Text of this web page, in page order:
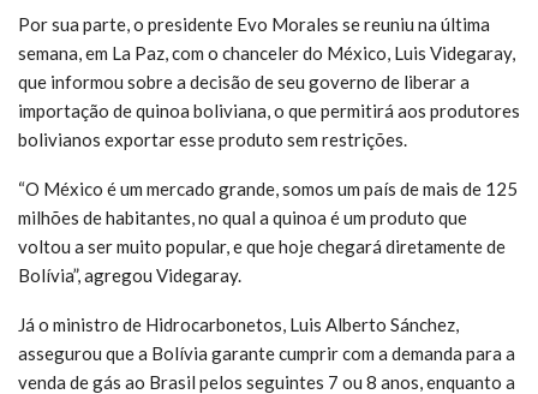
Por sua parte, o presidente Evo Morales se reuniu na última
semana, em La Paz, com o chanceler do México, Luis Videgaray,
que informou sobre a decisão de seu governo de liberar a
importação de quinoa boliviana, o que permitirá aos produtores
bolivianos exportar esse produto sem restrições.
“O México é um mercado grande, somos um país de mais de 125
milhões de habitantes, no qual a quinoa é um produto que
voltou a ser muito popular, e que hoje chegará diretamente de
Bolívia”, agregou Videgaray.
Já o ministro de Hidrocarbonetos, Luis Alberto Sánchez,
assegurou que a Bolívia garante cumprir com a demanda para a
venda de gás ao Brasil pelos seguintes 7 ou 8 anos, enquanto a